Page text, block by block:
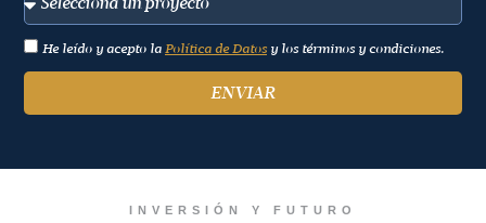
He leído y acepto la Política de Datos y los términos y condiciones.
ENVIAR
INVERSIÓN Y FUTURO